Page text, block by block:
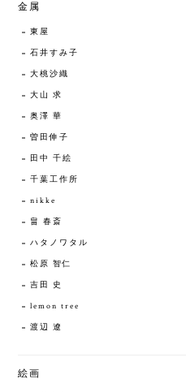
金属
東屋
石井すみ子
大桃沙織
大山 求
奥澤 華
曽田伸子
田中 千絵
千葉工作所
nikke
畠 春斎
ハタノワタル
松原 智仁
吉田 史
lemon tree
渡辺 遼
絵画